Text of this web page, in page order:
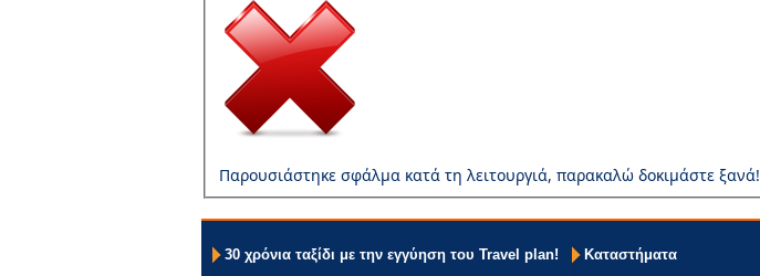
Παρουσιάστηκε σφάλμα κατά τη λειτουργιά, παρακαλώ δοκιμάστε ξανά!
30 χρόνια ταξίδι με την εγγύηση του Travel plan! Καταστήματα